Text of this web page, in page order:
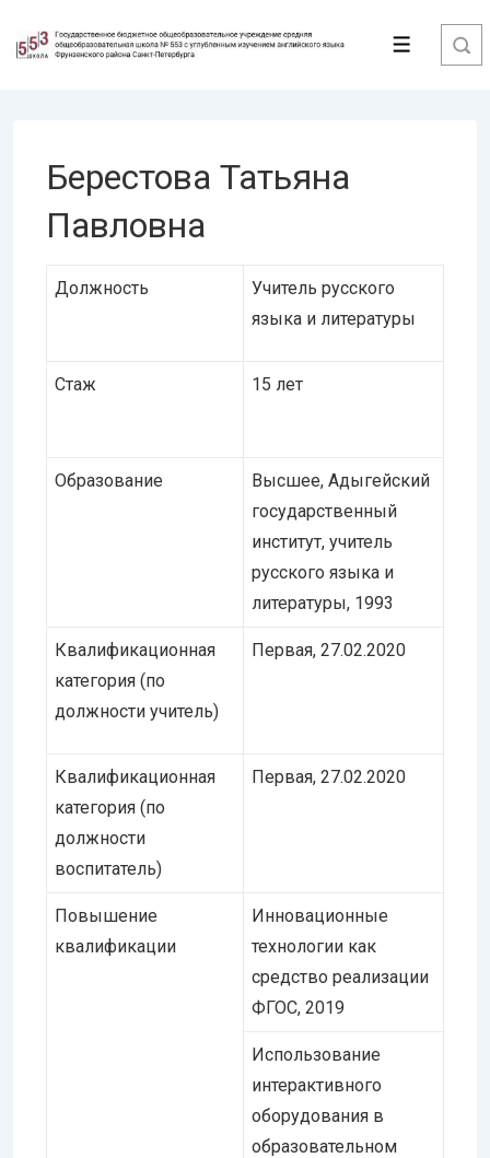
Перейти
Меню
Берестова Татьяна
Павловна
Должность
Учитель русского
языка и литературы
Стаж 15 лет
Образование
Высшее, Адыгейский
государственный
институт, учитель
русского языка и
литературы, 1993
Квалификационная
категория (по
должности учитель)
Первая, 27.02.2020
Квалификационная
категория (по
должности
воспитатель)
Первая, 27.02.2020
Повышение
квалификации
Инновационные
технологии как
средство реализации
ФГОС, 2019
Использование
интерактивного
оборудования в
образовательном